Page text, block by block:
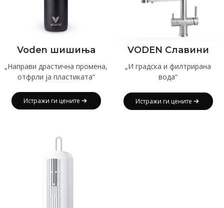
Voden шишиња
„Направи драстична промена,
отфрли ја пластиката“
Истражи ги цените
VODEN Славини
„И градска и филтрирана
вода“
Истражи ги цените